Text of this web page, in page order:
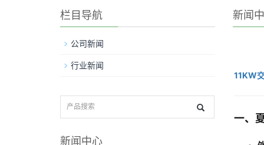
新闻
11KW
一、
栏目导航
公司新闻
行业新闻
新闻中心